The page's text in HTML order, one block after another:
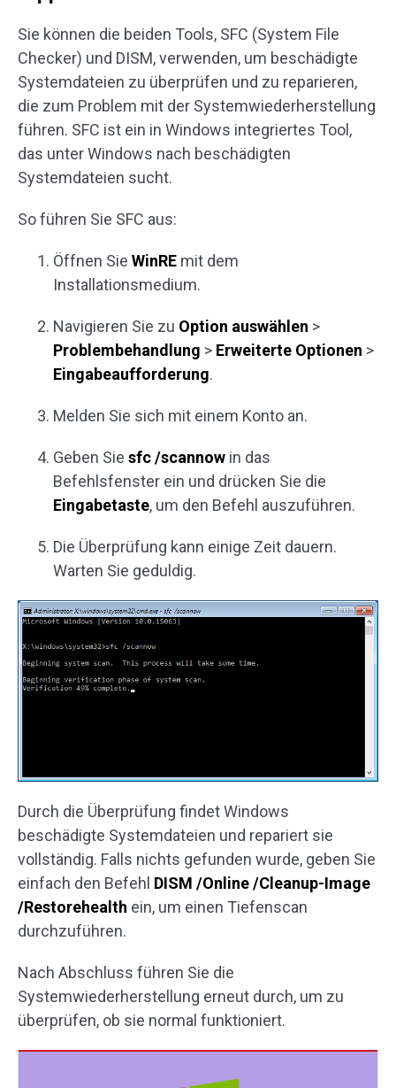
Sie können die beiden Tools, SFC (System File
Checker) und DISM, verwenden, um beschädigte
Systemdateien zu überprüfen und zu reparieren,
die zum Problem mit der Systemwiederherstellung
führen. SFC ist ein in Windows integriertes Tool,
das unter Windows nach beschädigten
Systemdateien sucht.
So führen Sie SFC aus:
Öffnen Sie WinRE mit dem
Installationsmedium.
Navigieren Sie zu Option auswählen >
Problembehandlung > Erweiterte Optionen >
Eingabeaufforderung.
Melden Sie sich mit einem Konto an.
Geben Sie sfc /scannow in das
Befehlsfenster ein und drücken Sie die
Eingabetaste, um den Befehl auszuführen.
Die Überprüfung kann einige Zeit dauern.
Warten Sie geduldig.
Durch die Überprüfung findet Windows
beschädigte Systemdateien und repariert sie
vollständig. Falls nichts gefunden wurde, geben Sie
einfach den Befehl DISM /Online /Cleanup-Image
/Restorehealth ein, um einen Tiefenscan
durchzuführen.
Nach Abschluss führen Sie die
Systemwiederherstellung erneut durch, um zu
überprüfen, ob sie normal funktioniert.